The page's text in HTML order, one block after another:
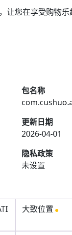
让您在享受购物
包名称
更新日期
2026-04-01
隐私政策
未设置
大致位置